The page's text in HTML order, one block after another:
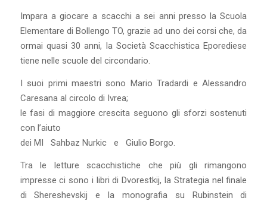
Impara a giocare a scacchi a sei anni presso la Scuola
Elementare di Bollengo TO, grazie ad uno dei corsi che, da
ormai quasi 30 anni, la Società Scacchistica Eporediese
tiene nelle scuole del circondario.
I suoi primi maestri sono Mario Tradardi e Alessandro
Caresana al circolo di Ivrea;
le fasi di maggiore crescita seguono gli sforzi sostenuti
con l’aiuto
dei MI Sahbaz Nurkic e Giulio Borgo.
Tra le letture scacchistiche che più gli rimangono
impresse ci sono i libri di Dvorestkij, la Strategia nel finale
di Shereshevskij e la monografia su Rubinstein di